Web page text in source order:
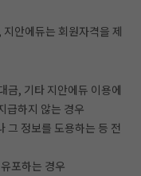
안에듀는 회원자격을 제
금, 기타 지안에듀 이용에
급하지 않는 경우
그 정보를 도용하는 등 전
포하는 경우